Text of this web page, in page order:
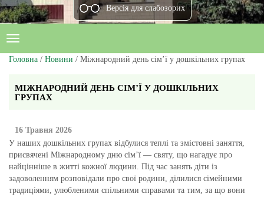
Версiя для слабозорих
Головна / Новини / Міжнародний день сім’ї у дошкільних групах
МІЖНАРОДНИЙ ДЕНЬ СІМ’Ї У ДОШКІЛЬНИХ
ГРУПАХ
16 Травня 2026
У наших дошкільних групах відбулися теплі та змістовні заняття,
присвячені Міжнародному дню сім’ї — святу, що нагадує про
найцінніше в житті кожної людини. Під час занять діти із
задоволенням розповідали про свої родини, ділилися сімейними
традиціями, улюбленими спільними справами та тим, за що вони